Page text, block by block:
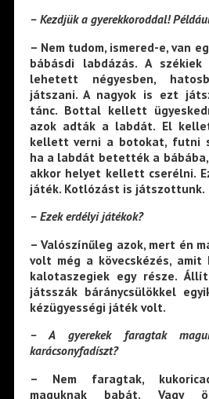
– Kezdjük a gyerekkoroddal!
– Nem tudom, ismered-e, van
bábásdi labdázás. A
lehetett négyesben,
játszani. A nagyok is ezt
tánc. Bottal kellett
azok adták a labdát. El
kellett verni a botokat, futni
ha a labdát betették a
akkor helyet kellett cserélni.
játék. Kotlózást is játszottunk.
– Ezek erdélyi játékok?
– Valószínűleg azok, mert én
volt még a kövecskézés, amit
kalotaszegiek egy része.
játsszák báránycsülökkel
kézügyességi játék volt.
– A gyerekek faragtak
karácsonyfadíszt?
– Nem faragtak,
maguknak babát. Vagy